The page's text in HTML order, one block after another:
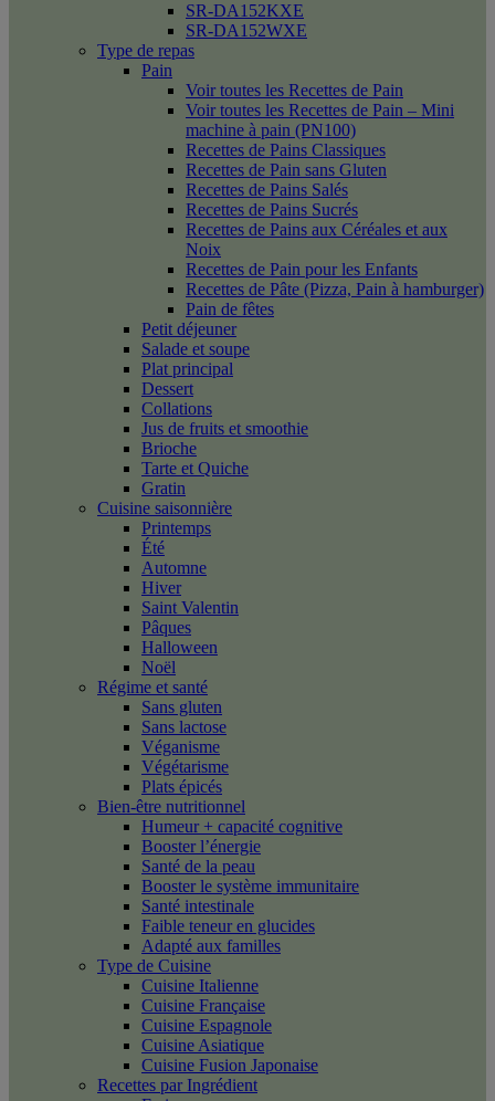
SR-DA152KXE
SR-DA152WXE
Type de repas
Pain
Voir toutes les Recettes de Pain
Voir toutes les Recettes de Pain – Mini
machine à pain (PN100)
Recettes de Pains Classiques
Recettes de Pain sans Gluten
Recettes de Pains Salés
Recettes de Pains Sucrés
Recettes de Pains aux Céréales et aux
Noix
Recettes de Pain pour les Enfants
Recettes de Pâte (Pizza, Pain à hamburger)
Pain de fêtes
Petit déjeuner
Salade et soupe
Plat principal
Dessert
Collations
Jus de fruits et smoothie
Brioche
Tarte et Quiche
Gratin
Cuisine saisonnière
Printemps
Été
Automne
Hiver
Saint Valentin
Pâques
Halloween
Noël
Régime et santé
Sans gluten
Sans lactose
Véganisme
Végétarisme
Plats épicés
Bien-être nutritionnel
Humeur + capacité cognitive
Booster l’énergie
Santé de la peau
Booster le système immunitaire
Santé intestinale
Faible teneur en glucides
Adapté aux familles
Type de Cuisine
Cuisine Italienne
Cuisine Française
Cuisine Espagnole
Cuisine Asiatique
Cuisine Fusion Japonaise
Recettes par Ingrédient